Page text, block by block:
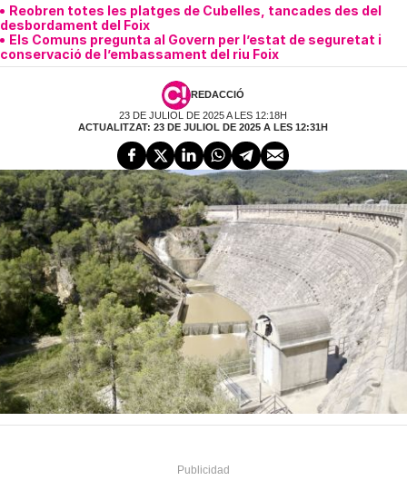
Reobren totes les platges de Cubelles, tancades des del
desbordament del Foix
Els Comuns pregunta al Govern per l’estat de seguretat i
conservació de l’embassament del riu Foix
REDACCIÓ
23 DE JULIOL DE 2025 A LES 12:18H
ACTUALITZAT: 23 DE JULIOL DE 2025 A LES 12:31H